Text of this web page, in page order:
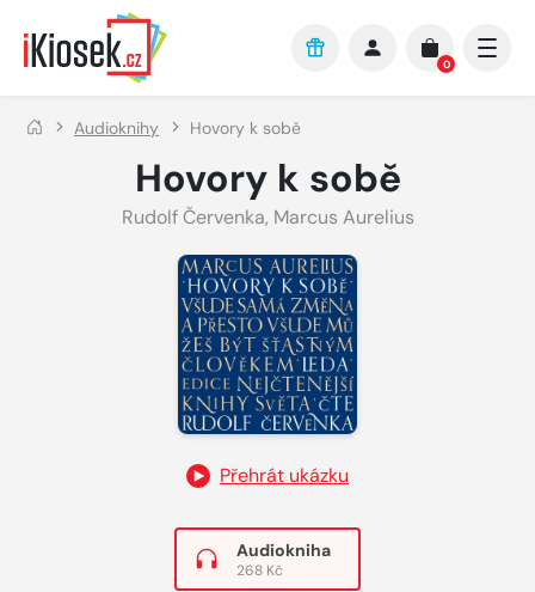
Přejít na hlavní obsah
0
Audioknihy Hovory k sobě
Hovory k sobě
Rudolf Červenka, Marcus Aurelius
Přehrát ukázku
Audiokniha
268 Kč